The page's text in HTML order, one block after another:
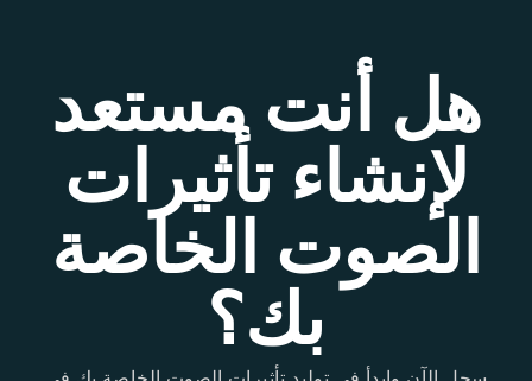
هل أنت مستعد
لإنشاء تأثيرات
الصوت الخاصة
بك؟